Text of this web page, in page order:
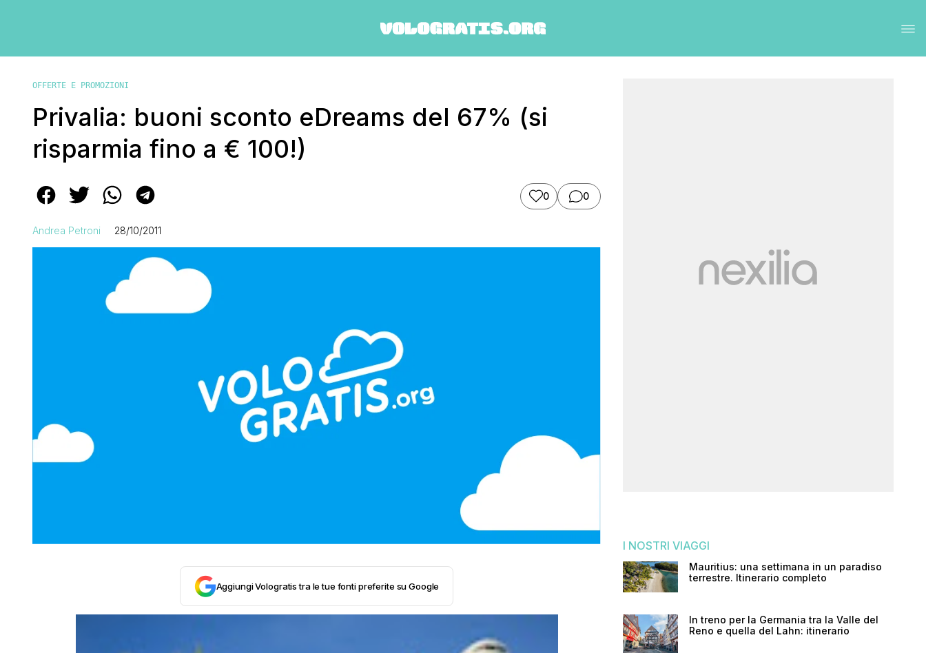
OFFERTE E PROMOZIONI
Privalia: buoni sconto eDreams del 67% (si
risparmia fino a € 100!)
0 0
Andrea Petroni 28/10/2011
Aggiungi Vologratis tra le tue fonti preferite su Google
I NOSTRI VIAGGI
Mauritius: una settimana in un paradiso
terrestre. Itinerario completo
In treno per la Germania tra la Valle del
Reno e quella del Lahn: itinerario